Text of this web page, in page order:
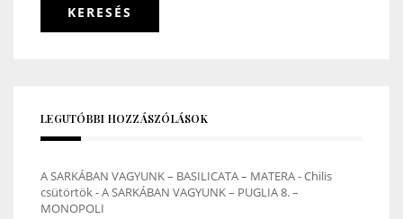
LEGUTÓBBI HOZZÁSZÓLÁSOK
A SARKÁBAN VAGYUNK – BASILICATA – MATERA - Chilis
csütörtök-A SARKÁBAN VAGYUNK – PUGLIA 8. –
MONOPOLI